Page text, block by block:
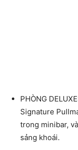
PHÒNG
Signature
trong minibar,
sảng khoái.